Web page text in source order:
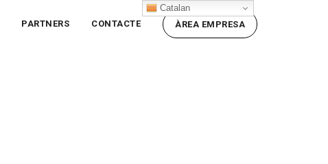
PARTNERS CONTACTE ÀREA EMPRESA
Catalan